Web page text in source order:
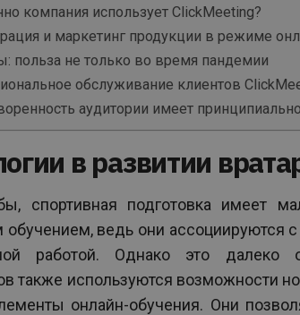
компания использует ClickMeeting?
и маркетинг продукции в режиме
польза не только во время пандемии
обслуживание клиентов
аудитории имеет
в развитии
спортивная подготовка имеет
ведь они ассоциируются
работой. Однако это
также используются возможности
онлайн-обучения. Они